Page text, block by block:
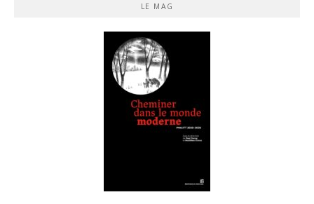
LE MAG